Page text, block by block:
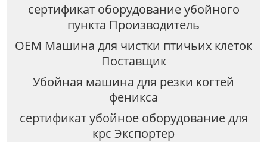
сертификат оборудование убойного
пункта Производитель
OEM Машина для чистки птичьих клеток
Поставщик
Убойная машина для резки когтей
феникса
сертификат убойное оборудование для
крс Экспортер